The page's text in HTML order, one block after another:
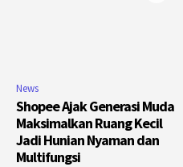
News
Shopee Ajak Generasi Muda
Maksimalkan Ruang Kecil
Jadi Hunian Nyaman dan
Multifungsi